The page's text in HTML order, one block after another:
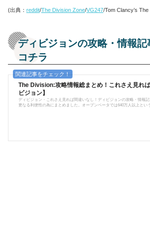
(出典： reddit/The Division Zone/VG247/Tom Clancy’s
ディビジョンの攻略・情報記
コチラ
The Division:攻略情報総まとめ！これさえ見れ
ビジョン】
ディビジョン・これさえ見れば間違いなし！ディビジョンの攻略・情報記
更なる利便性の為にまとめました。オープンベータでは640万人以上とい